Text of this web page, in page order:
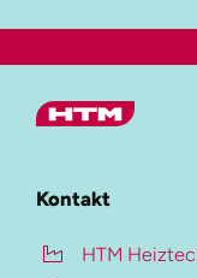
Kontakt
HTM